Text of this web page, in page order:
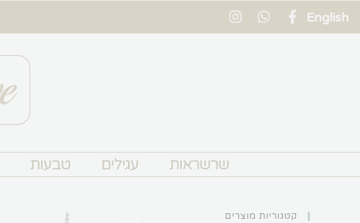
English
שרשראות עגילים טבעות
קטגוריות מוצרים